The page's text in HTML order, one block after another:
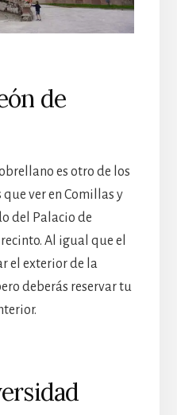
de
es otro de los
ver en Comillas y
del Palacio de
Al igual que el
el exterior de la
deberás reservar tu